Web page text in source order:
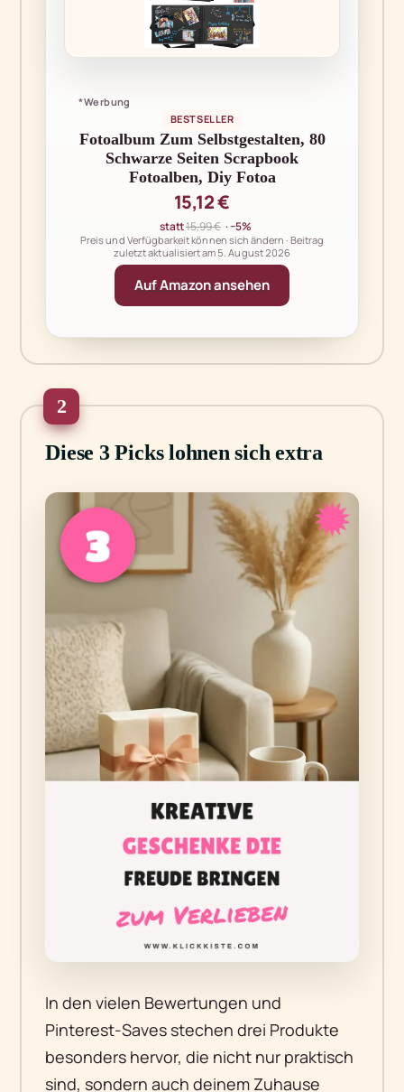
*Werbung
BESTSELLER
Fotoalbum Zum Selbstgestalten, 80
Schwarze Seiten Scrapbook
Fotoalben, Diy Fotoa
15,12 €
statt15,99 € · −5%
Preis und Verfügbarkeit können sich ändern · Beitrag
zuletzt aktualisiert am 5. August 2026
Auf Amazon ansehen
2
Diese 3 Picks lohnen sich extra
In den vielen Bewertungen und
Pinterest-Saves stechen drei Produkte
besonders hervor, die nicht nur praktisch
sind, sondern auch deinem Zuhause